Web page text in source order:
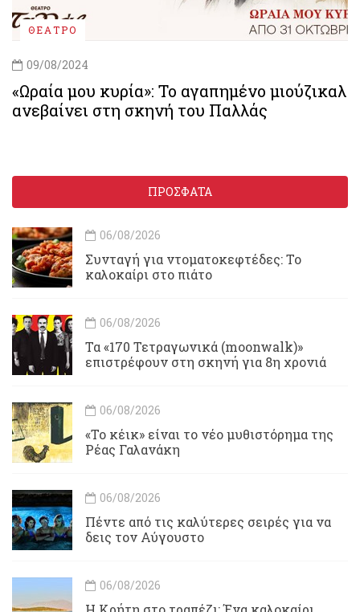
ΘΕΑΤΡΟ
09/08/2024
«Ωραία μου κυρία»: Το αγαπημένο μιούζικαλ
ανεβαίνει στη σκηνή του Παλλάς
ΠΡΟΣΦΑΤΑ
06/08/2026
Συνταγή για ντοματοκεφτέδες: Το
καλοκαίρι στο πιάτο
06/08/2026
Τα «170 Τετραγωνικά (moonwalk)»
επιστρέφουν στη σκηνή για 8η χρονιά
06/08/2026
«Το κέικ» είναι το νέο μυθιστόρημα της
Ρέας Γαλανάκη
06/08/2026
Πέντε από τις καλύτερες σειρές για να
δεις τον Αύγουστο
06/08/2026